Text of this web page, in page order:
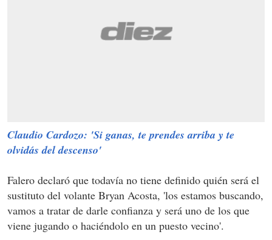
Claudio Cardozo: 'Si ganas, te prendes arriba y te
olvidás del descenso'
Falero declaró que todavía no tiene definido quién será el
sustituto del volante Bryan Acosta, 'los estamos buscando,
vamos a tratar de darle confianza y será uno de los que
viene jugando o haciéndolo en un puesto vecino'.